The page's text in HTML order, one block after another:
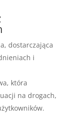
dostarczająca
i
która
na drogach,